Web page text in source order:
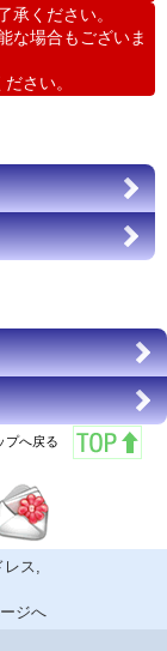
承ください。
な場合もございま
さい。
プへ戻る
レス,
ジへ